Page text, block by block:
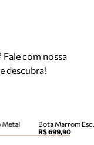
Fale com nossa
descubra!
Metal
R$ 699,90